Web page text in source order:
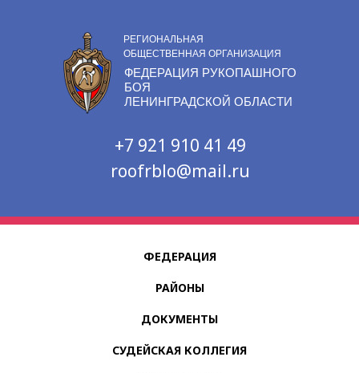
ФЕДЕРАЦИЯ РУКОПАШНОГО
БОЯ
ЛЕНИНГРАДСКОЙ ОБЛАСТИ
РЕГИОНАЛЬНАЯ
ОБЩЕСТВЕННАЯ ОРГАНИЗАЦИЯ
+7 921 910 41 49
roofrblo@mail.ru
ФЕДЕРАЦИЯ
РАЙОНЫ
ДОКУМЕНТЫ
СУДЕЙСКАЯ КОЛЛЕГИЯ